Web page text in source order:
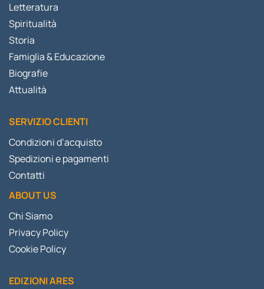
Letteratura
Spiritualità
Storia
Famiglia & Educazione
Biografie
Attualità
SERVIZIO CLIENTI
Condizioni d’acquisto
Spedizioni e pagamenti
Contatti
ABOUT US
Chi Siamo
Privacy Policy
Cookie Policy
EDIZIONI ARES